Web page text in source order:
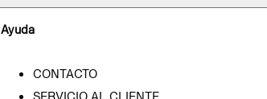
Ayuda
CONTACTO
SERVICIO AL CLIENTE